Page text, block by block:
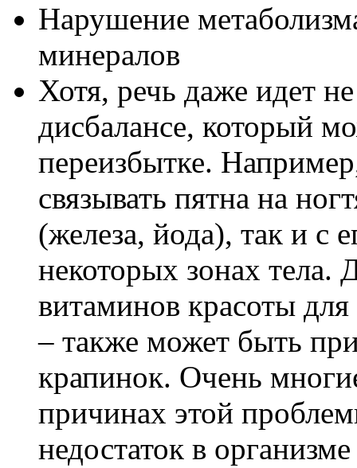
Нарушение
минералов
Хотя, речь даже идет
дисбалансе, который
переизбытке.
связывать пятна на
(железа, йода), так и с
некоторых зонах
витаминов красоты
– также может быть
крапинок. Очень
причинах этой
недостаток в